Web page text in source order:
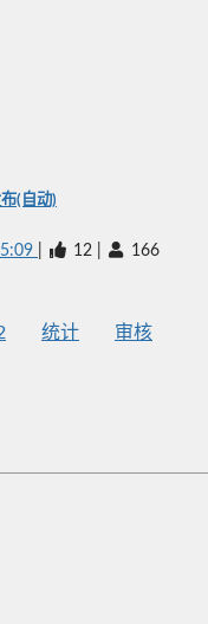
(自动)
12 166
统计 审核